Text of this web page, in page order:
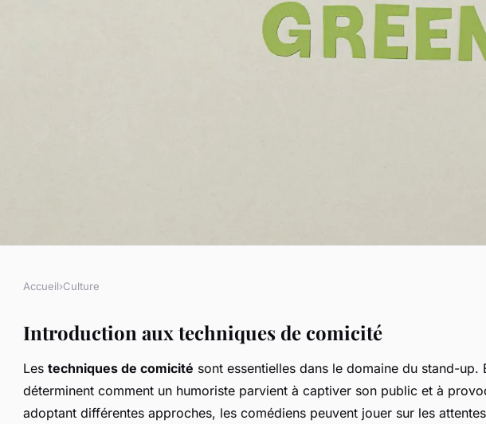
de comicité utilisées
up
Accueil›Culture
Introduction aux techniques de comicité
Les techniques de comicité sont essentielles dans le domaine du stand-up.
déterminent comment un humoriste parvient à captiver son public et à
adoptant différentes approches, les comédiens peuvent jouer sur les